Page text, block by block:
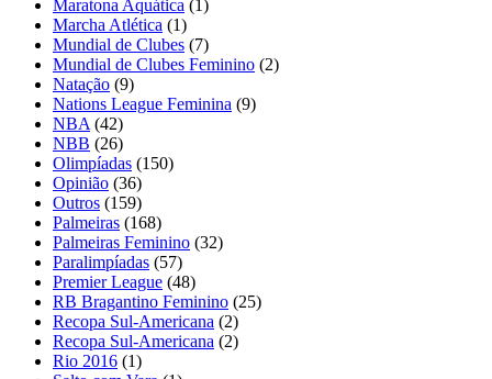
Maratona Aquática (1)
Marcha Atlética (1)
Mundial de Clubes (7)
Mundial de Clubes Feminino (2)
Natação (9)
Nations League Feminina (9)
NBA (42)
NBB (26)
Olimpíadas (150)
Opinião (36)
Outros (159)
Palmeiras (168)
Palmeiras Feminino (32)
Paralimpíadas (57)
Premier League (48)
RB Bragantino Feminino (25)
Recopa Sul-Americana (2)
Recopa Sul-Americana (2)
Rio 2016 (1)